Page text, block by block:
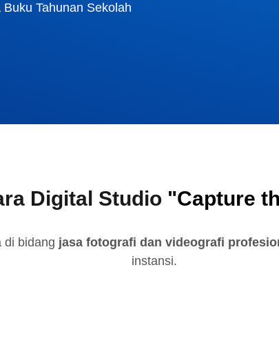
Tahunan Sekolah
Digital Studio "Capture
di bidang jasa fotografi dan videografi
instansi.